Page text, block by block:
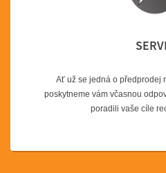
Ať už se jedná o předprodej
poskytneme vám včasnou
poradili vaše cíle